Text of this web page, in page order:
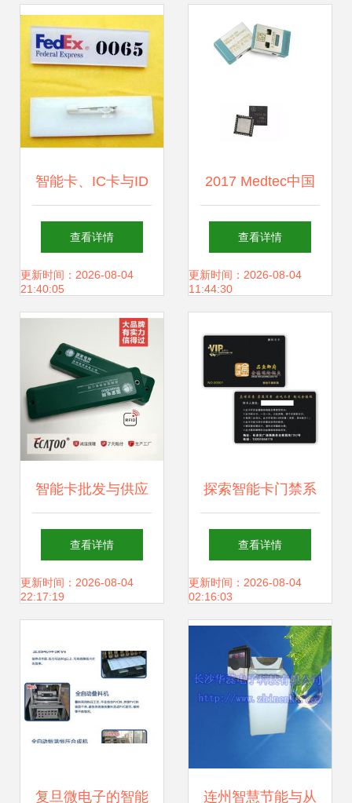
来家居安全新体验
智能卡、IC卡与ID
卡 个人用户选购与
使用指南
查看详情
更新时间：2026-08-04
21:40:05
2017 Medtec中国
展即将启幕 威步蓄
势待发，智能卡创
查看详情
更新时间：2026-08-04
11:44:30
智能卡批发与供应
新趋势 邮编商务网
youbian.com赋能
查看详情
更新时间：2026-08-04
22:17:19
探索智能卡门禁系
统 选择可靠厂家与
性价比分析
查看详情
更新时间：2026-08-04
02:16:03
复旦微电子的智能 连州智慧节能与从